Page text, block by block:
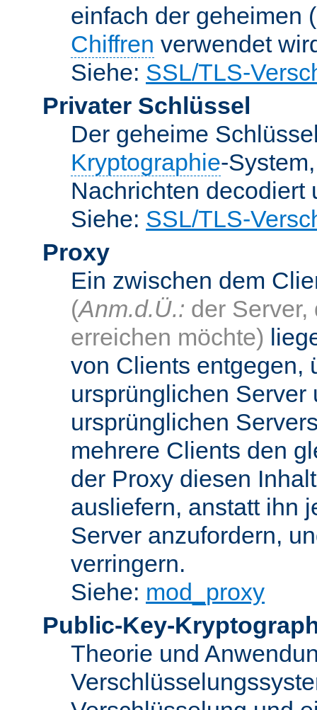
einfach der geheimen
Chiffren verwendet
Siehe: SSL/TLS-
Privater Schlüssel
Der geheime
Kryptographie-
Nachrichten decodiert
Siehe: SSL/TLS-
Proxy
Ein zwischen dem
(Anm.d.Ü.: der
erreichen möchte)
von Clients entgegen,
ursprünglichen Server
ursprünglichen
mehrere Clients den
der Proxy diesen
ausliefern, anstatt ihn
Server anzufordern,
verringern.
Siehe: mod_proxy
Public-Key-
Theorie und